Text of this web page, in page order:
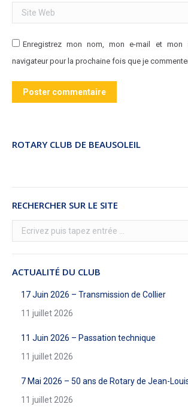
Site Web
Enregistrez mon nom, mon e-mail et
navigateur pour la prochaine fois que je
Poster commentaire
ROTARY CLUB DE BEAUSOLEIL
RECHERCHER SUR LE SITE
Recherche
:
ACTUALITÉ DU CLUB
17 Juin 2026 – Transmission de Collier
11 juillet 2026
11 Juin 2026 – Passation technique
11 juillet 2026
7 Mai 2026 – 50 ans de Rotary de Jean-
11 juillet 2026